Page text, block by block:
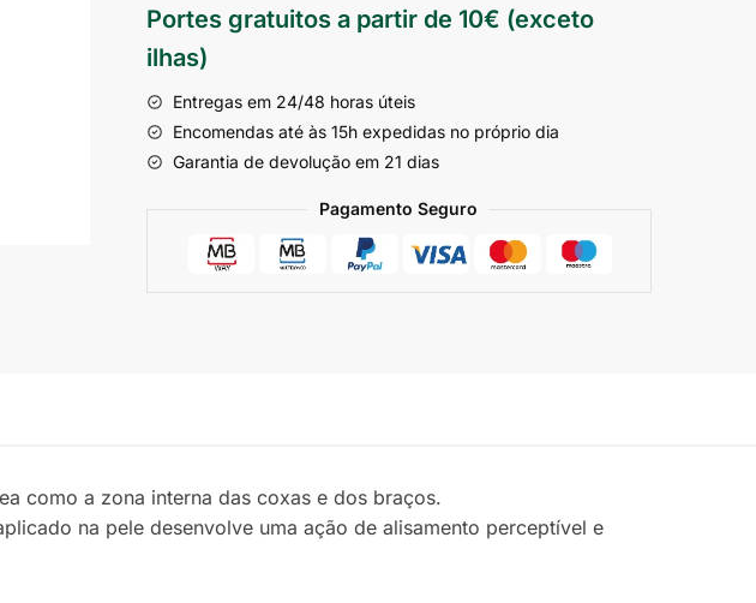
Portes gratuitos a partir de 10€ (exceto
ilhas)
Entregas em 24/48 horas úteis
Encomendas até às 15h expedidas no próprio dia
Garantia de devolução em 21 dias
Pagamento Seguro
como a zona interna das coxas e dos braços.
na pele desenvolve uma ação de alisamento perceptível e